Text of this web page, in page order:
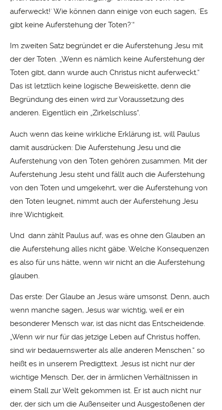
auferweckt!´ Wie können dann einige von euch sagen, `Es
gibt keine Auferstehung der Toten?´“
Im zweiten Satz begründet er die Auferstehung Jesu mit
der der Toten. „Wenn es nämlich keine Auferstehung der
Toten gibt, dann wurde auch Christus nicht auferweckt.“
Das ist letztlich keine logische Beweiskette, denn die
Begründung des einen wird zur Voraussetzung des
anderen. Eigentlich ein „Zirkelschluss“.
Auch wenn das keine wirkliche Erklärung ist, will Paulus
damit ausdrücken: Die Auferstehung Jesu und die
Auferstehung von den Toten gehören zusammen. Mit der
Auferstehung Jesu steht und fällt auch die Auferstehung
von den Toten und umgekehrt, wer die Auferstehung von
den Toten leugnet, nimmt auch der Auferstehung Jesu
ihre Wichtigkeit.
Und dann zählt Paulus auf, was es ohne den Glauben an
die Auferstehung alles nicht gäbe. Welche Konsequenzen
es also für uns hätte, wenn wir nicht an die Auferstehung
glauben.
Das erste: Der Glaube an Jesus wäre umsonst. Denn, auch
wenn manche sagen, Jesus war wichtig, weil er ein
besonderer Mensch war, ist das nicht das Entscheidende.
„Wenn wir nur für das jetzige Leben auf Christus hoffen,
sind wir bedauernswerter als alle anderen Menschen.“ so
heißt es in unserem Predigttext. Jesus ist nicht nur der
wichtige Mensch. Der, der in ärmlichen Verhältnissen in
einem Stall zur Welt gekommen ist. Er ist auch nicht nur
der, der sich um die Außenseiter und Ausgestoßenen der